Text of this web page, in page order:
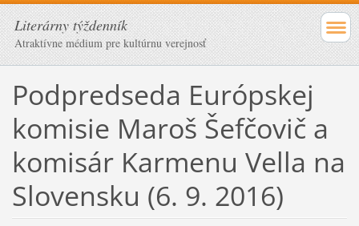
Literárny týždenník
Atraktívne médium pre kultúrnu verejnosť
Podpredseda Európskej
komisie Maroš Šefčovič a
komisár Karmenu Vella na
Slovensku (6. 9. 2016)